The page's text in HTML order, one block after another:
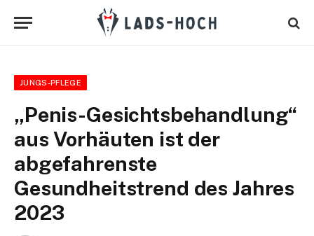
JUNGS-PFLEGE
„Penis-Gesichtsbehandlung“
aus Vorhäuten ist der
abgefahrenste
Gesundheitstrend des Jahres
2023